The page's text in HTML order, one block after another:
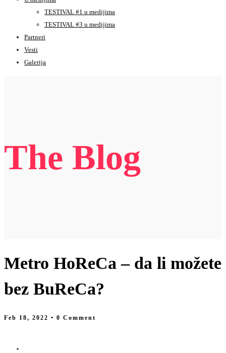
TESTIVAL #1 u medijima
TESTIVAL #3 u medijima
Partneri
Vesti
Galerija
The Blog
Metro HoReCa – da li možete
bez BuReCa?
Feb 18, 2022 • 0 Comment